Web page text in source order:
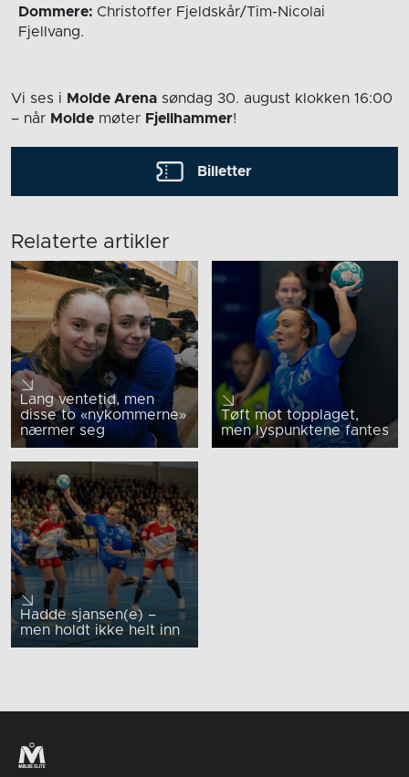
Dommere: Christoffer Fjeldskår/Tim-Nicolai
Fjellvang.
Vi ses i Molde Arena søndag 30. august klokken 16:00
– når Molde møter Fjellhammer!
Billetter
Relaterte artikler
Lang ventetid, men
disse to «nykommerne»
nærmer seg
Tøft mot topplaget,
men lyspunktene fantes
Hadde sjansen(e) –
men holdt ikke helt inn